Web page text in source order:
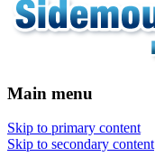
Main menu
Skip to primary content
Skip to secondary content